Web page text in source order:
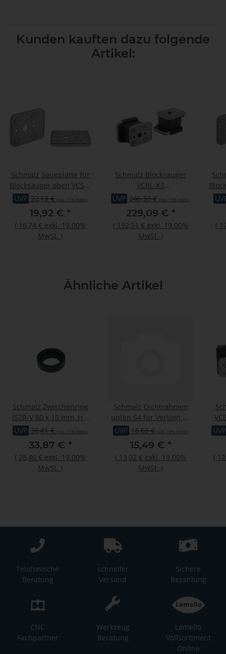
Kunden kauften dazu folgende
Artikel:
Schmalz Saugplatte für
Blocksauger oben VCSP-
O 140x115x16.5mm
UVP 22,13 € (inkl. 19% MwSt.)
19,92 € *
( 16,74 € exkl. 19.00%
MwSt. )
Schmalz Blocksauger
VCBL-K2
140x115x100mm 2-Kreis
UVP 246,33 € (inkl. 19% MwSt.)
229,09 € *
( 192,51 € exkl. 19.00%
MwSt. )
U
(
Ähnliche Artikel
Schmalz Zwischenring
ISZR-V 80 x 15 mm, H =
15 mm
UVP 36,41 € (inkl. 19% MwSt.)
33,87 € *
( 28,46 € exkl. 19.00%
MwSt. )
Schmalz Dichtrahmen
unten S4 für Version D-
360
UVP 16,66 € (inkl. 19% MwSt.)
15,49 € *
( 13,02 € exkl. 19.00%
MwSt. )
UVP
(
Telefonische
Beratung
schneller
Versand
Sichere
Bezahlung
CNC
Fachpartner
Werkzeug
Beratung
Lamello
Vollsortiment
Online